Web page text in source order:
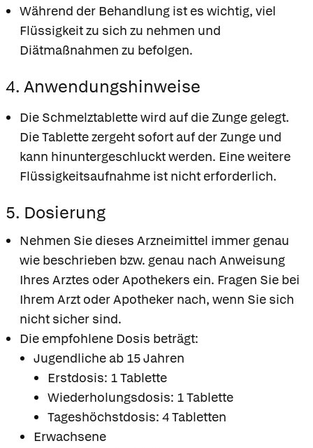
Während der Behandlung ist es wichtig, viel
Flüssigkeit zu sich zu nehmen und
Diätmaßnahmen zu befolgen.
4. Anwendungshinweise
Die Schmelztablette wird auf die Zunge gelegt.
Die Tablette zergeht sofort auf der Zunge und
kann hinuntergeschluckt werden. Eine weitere
Flüssigkeitsaufnahme ist nicht erforderlich.
5. Dosierung
Nehmen Sie dieses Arzneimittel immer genau
wie beschrieben bzw. genau nach Anweisung
Ihres Arztes oder Apothekers ein. Fragen Sie bei
Ihrem Arzt oder Apotheker nach, wenn Sie sich
nicht sicher sind.
Die empfohlene Dosis beträgt:
Jugendliche ab 15 Jahren
Erstdosis: 1 Tablette
Wiederholungsdosis: 1 Tablette
Tageshöchstdosis: 4 Tabletten
Erwachsene